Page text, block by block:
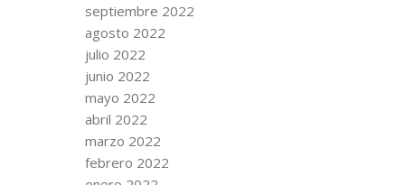
septiembre 2022
agosto 2022
julio 2022
junio 2022
mayo 2022
abril 2022
marzo 2022
febrero 2022